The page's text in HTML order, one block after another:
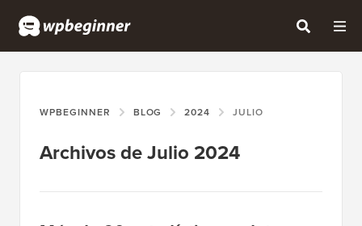
WPBEGINNER BLOG 2024 JULIO
Archivos de Julio 2024